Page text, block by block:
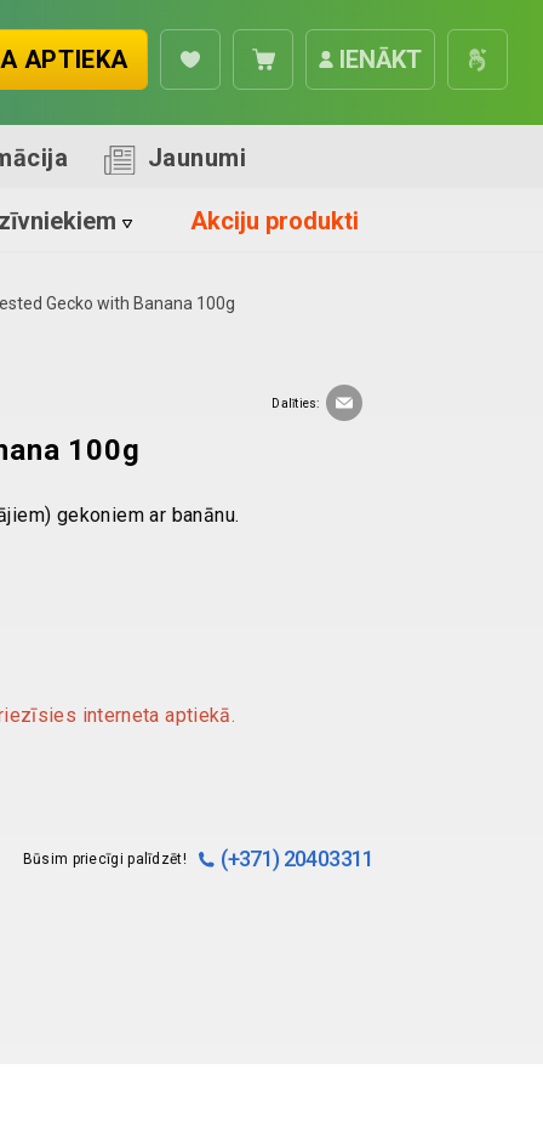
IENĀKT
APTIEKA
Jaunumi
Akciju produkti
Gecko with Banana 100g
Dalīties:
100g
gekoniem ar banānu.
interneta aptiekā.
Būsim priecīgi palīdzēt! (+371) 20403311